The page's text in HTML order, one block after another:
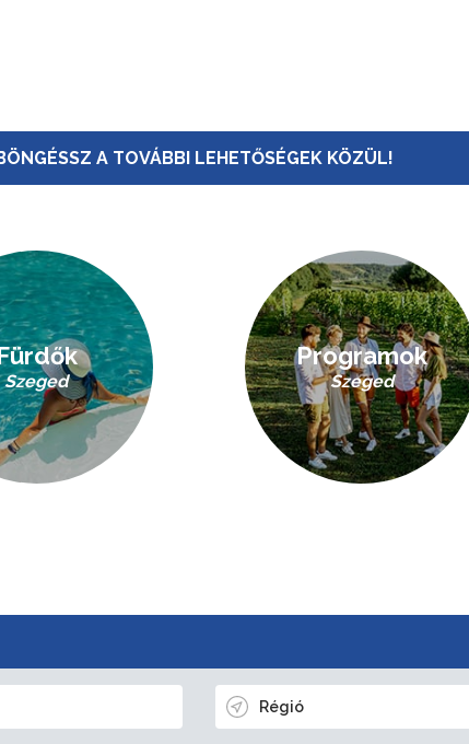
A TOVÁBBI LEHETŐSÉGEK KÖZÜL!
Szeged
Programok
Szeged
Régió